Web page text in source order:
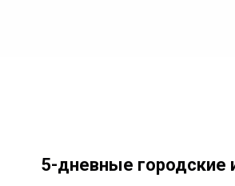
5-дневные городские